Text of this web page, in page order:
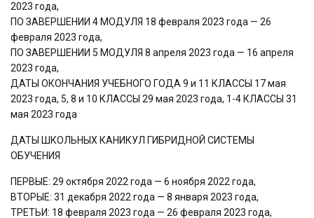
2023 года,
ПО ЗАВЕРШЕНИИ 4 МОДУЛЯ 18 февраля 2023 года — 26
февраля 2023 года,
ПО ЗАВЕРШЕНИИ 5 МОДУЛЯ 8 апреля 2023 года — 16 апреля
2023 года,
ДАТЫ ОКОНЧАНИЯ УЧЕБНОГО ГОДА 9 и 11 КЛАССЫ 17 мая
2023 года, 5, 8 и 10 КЛАССЫ 29 мая 2023 года, 1-4 КЛАССЫ 31
мая 2023 года
ДАТЫ ШКОЛЬНЫХ КАНИКУЛ ГИБРИДНОЙ СИСТЕМЫ
ОБУЧЕНИЯ
ПЕРВЫЕ: 29 октября 2022 года — 6 ноября 2022 года,
ВТОРЫЕ: 31 декабря 2022 года — 8 января 2023 года,
ТРЕТЬИ: 18 февраля 2023 года — 26 февраля 2023 года,